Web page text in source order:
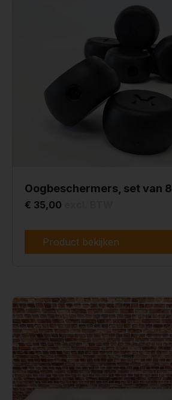
Oogbeschermers, set van 8
€ 35,00
Product bekijken